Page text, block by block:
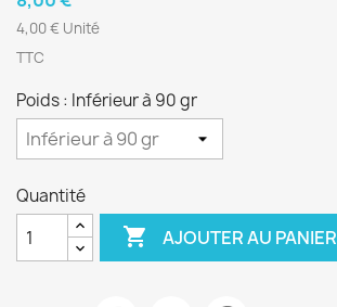
4,00 € Unité
TTC
Poids : Inférieur à 90 gr
Quantité
 AJOUTER AU PANIER